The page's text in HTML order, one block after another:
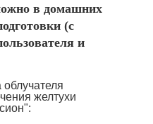
в домашних
(с
и
желтухи